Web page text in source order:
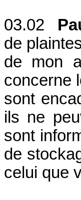
03.02
de
de mon
concerne
sont
ils ne
sont
de
celui que